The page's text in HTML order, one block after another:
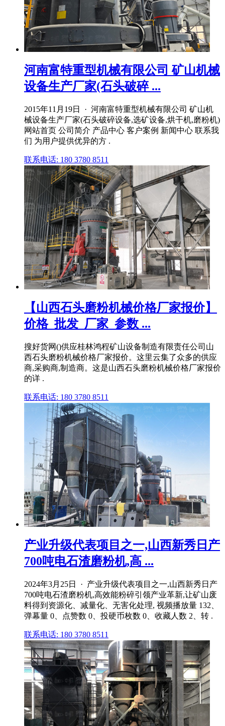
河南富特重型机械有限公司 矿山机械
设备生产厂家(石头破碎 ...
2015年11月19日 · 河南富特重型机械有限公司 矿山机
械设备生产厂家(石头破碎设备,选矿设备,烘干机,磨粉机)
网站首页 公司简介 产品中心 客户案例 新闻中心 联系我
们 为用户提供优异的方 .
联系电话: 180 3780 8511
【山西石头磨粉机械价格厂家报价】
价格_批发_厂家_参数 ...
搜好货网()供应桂林鸿程矿山设备制造有限责任公司山
西石头磨粉机械价格厂家报价。这里云集了众多的供应
商,采购商,制造商。这是山西石头磨粉机械价格厂家报价
的详 .
联系电话: 180 3780 8511
产业升级代表项目之一,山西新秀日产
700吨电石渣磨粉机,高 ...
2024年3月25日 · 产业升级代表项目之一,山西新秀日产
700吨电石渣磨粉机,高效能粉碎引领产业革新,让矿山废
料得到资源化、减量化、无害化处理, 视频播放量 132、
弹幕量 0、点赞数 0、投硬币枚数 0、收藏人数 2、转 .
联系电话: 180 3780 8511